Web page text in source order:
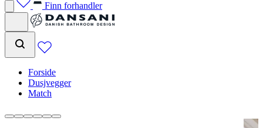
Finn forhandler
Forside
Dusjvegger
Match